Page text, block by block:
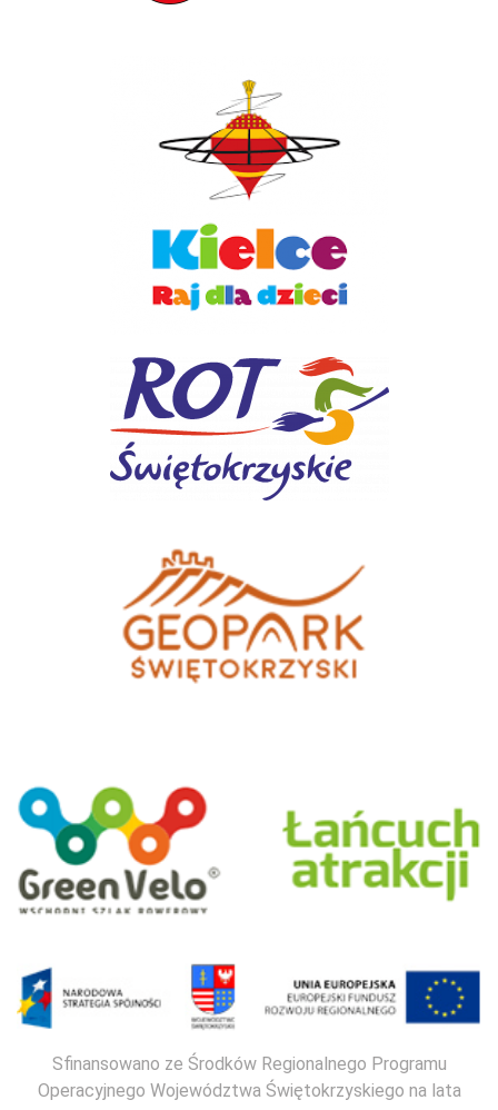
Sfinansowano ze Środków Regionalnego Programu
Operacyjnego Województwa Świętokrzyskiego na lata